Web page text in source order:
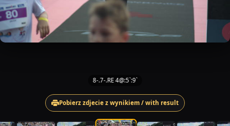
8-.7-.RE 4@:5`:9`
Pobierz zdjecie z wynikiem / with result